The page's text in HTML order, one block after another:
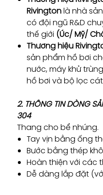
Rivingtonlà nhà
có đội ngũ R&D
thế giới (Úc/ Mỹ/
Thương hiệu
sản phẩm hồ bơi
nước, máy khử
hồ bơi và bộ lọc
2. THÔNG TIN DÒNG
304
Thang cho bể nhúng.
Tay vịn bằng ống
Bước bằng thép
Hoàn thiện với các
Dễ dàng lắp đặt